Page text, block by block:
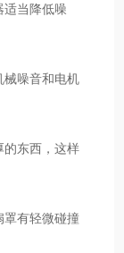
适当降低噪
械噪音和电机
的东西，这样
罩有轻微碰撞